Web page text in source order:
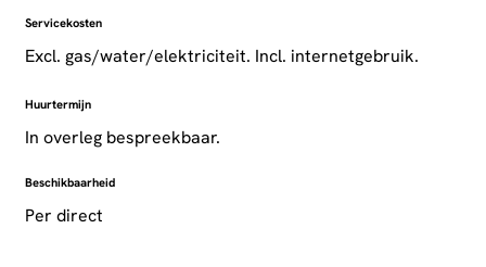
Servicekosten
Excl. gas/water/elektriciteit. Incl. internetgebruik.
Huurtermijn
In overleg bespreekbaar.
Beschikbaarheid
Per direct